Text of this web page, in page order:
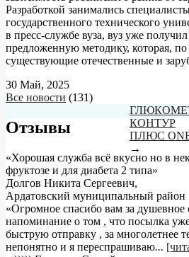
Разработкой занимались
государственного технического
в пресс-службе вуза, вуз уже
предложенную методику, которая,
существующие отечественные и
30 Май, 2025
Все новости (131)
Отзывы
«Хорошая служба всё вкусно но в
фруктозе и для диабета 2 типа»
Долгов Никита Сергеевич,
Ардатовский муниципальный район
«Огромное спасибо вам за душевное
напоминание о том , что посылка
быструю отправку , за многолетнее
непонятно и я переспрашиваю...
КОНТУР
ПЛЮС
→